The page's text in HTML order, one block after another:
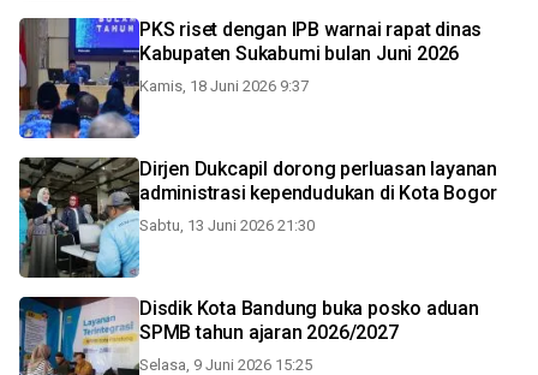
PKS riset dengan IPB warnai rapat dinas
Kabupaten Sukabumi bulan Juni 2026
Kamis, 18 Juni 2026 9:37
Dirjen Dukcapil dorong perluasan layanan
administrasi kependudukan di Kota Bogor
Sabtu, 13 Juni 2026 21:30
Disdik Kota Bandung buka posko aduan
SPMB tahun ajaran 2026/2027
Selasa, 9 Juni 2026 15:25